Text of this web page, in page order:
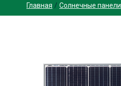
Главная Солнечные панели